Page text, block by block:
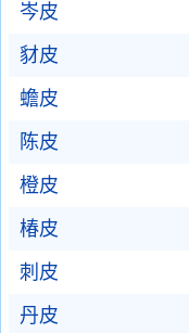
岑皮
豺皮
蟾皮
陈皮
橙皮
椿皮
刺皮
丹皮